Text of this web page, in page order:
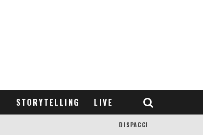
STORYTELLING LIVE
DISPACCI